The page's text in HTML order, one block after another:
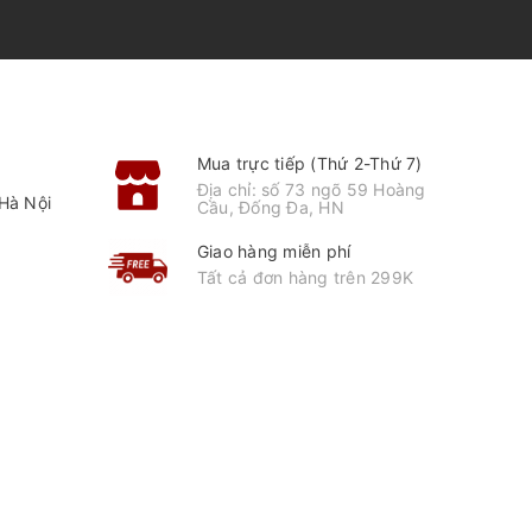
Nội
Mua trực tiếp (Thứ 2-Thứ 7)
Địa chỉ: số 73 ngõ 59 Hoàng
Cầu, Đống Đa, HN
Giao hàng miễn phí
Tất cả đơn hàng trên 299K